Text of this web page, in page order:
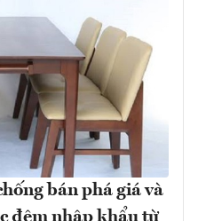
bán phá giá và